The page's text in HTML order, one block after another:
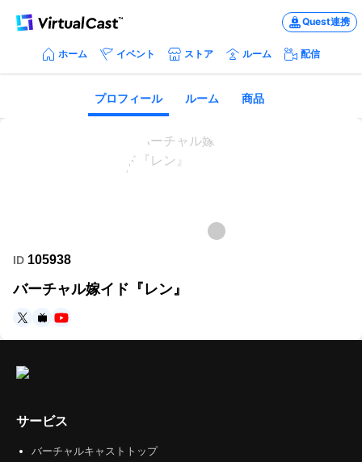
Quest連携
ホーム イベント ストア ルーム 配信
プロフィール ルーム 商品
ID 105938
バーチャル嫁イド『レン』
https://twitter.com/virtualWmaid
https://www.nicovideo.jp/user/215754
サービス
バーチャルキャストトップ